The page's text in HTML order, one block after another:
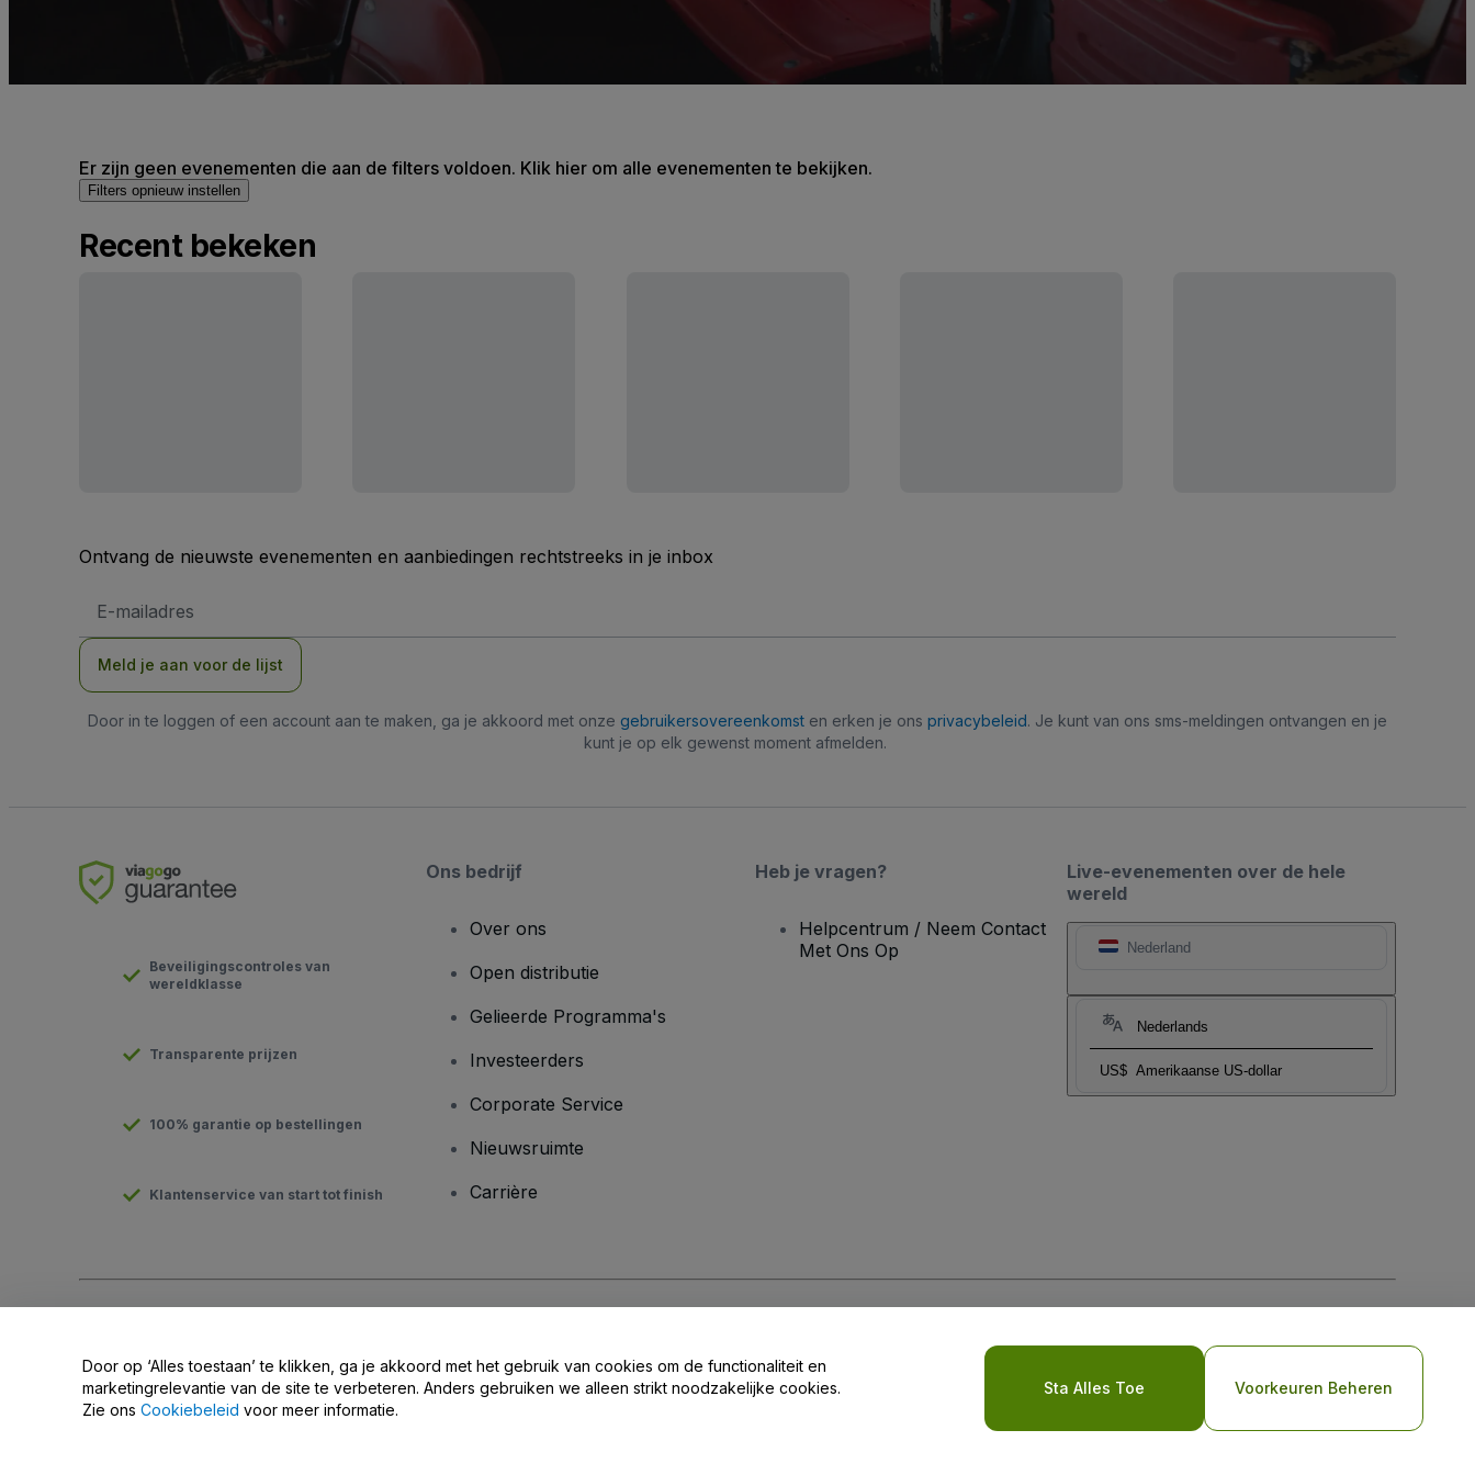
Er zijn geen evenementen die aan de filters voldoen. Klik hier om alle evenementen te bekijken.
Filters opnieuw instellen
Recent bekeken
Ontvang de nieuwste evenementen en aanbiedingen rechtstreeks in je inbox
mailadres
Meld je aan voor de lijst
Door in te loggen of een account aan te maken, ga je akkoord met onze gebruikersovereenkomst en erken je ons privacybeleid. Je kunt van ons sms-meldingen ontvangen en je
kunt je op elk gewenst moment afmelden.
Live-evenementen over de hele
wereld
Nederland
Nederlands
US$ Amerikaanse US-dollar
Beveiligingscontroles van
wereldklasse
Transparente prijzen
100% garantie op bestellingen
Klantenservice van start tot finish
Ons bedrijf
Over ons
Open distributie
Gelieerde Programma's
Investeerders
Corporate Service
Nieuwsruimte
Carrière
Heb je vragen?
Helpcentrum / Neem Contact
Met Ons Op
privacybeleid voor mobiel
Deel mijn persoonsgegevens niet / Uw privacykeuzes
Door op ‘Alles toestaan’ te klikken, ga je akkoord met het gebruik van cookies om de functionaliteit en
marketingrelevantie van de site te verbeteren. Anders gebruiken we alleen strikt noodzakelijke cookies.
Zie ons Cookiebeleid voor meer informatie.
Sta Alles Toe Voorkeuren Beheren